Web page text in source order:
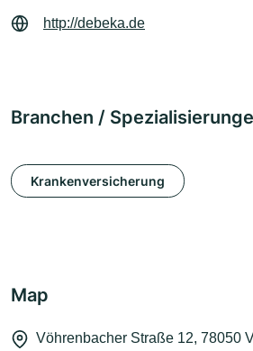
http://debeka.de
Branchen /
Krankenversicherung
Map
Vöhrenbacher Straße 12, 78050